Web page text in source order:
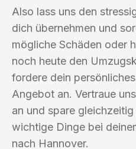
Also lass uns den
dich übernehmen und
mögliche Schäden oder
noch heute den
fordere dein
Angebot an. Vertraue
an und spare
wichtige Dinge bei
nach Hannover.